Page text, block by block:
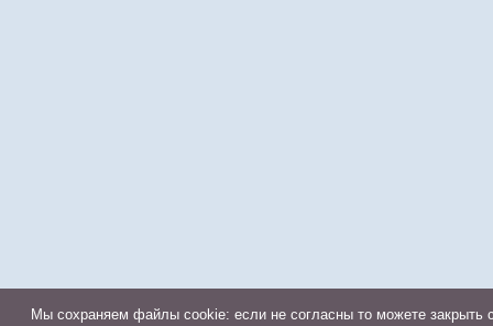
Мы cохраняем файлы cookie: если не согласны то можете закрыть